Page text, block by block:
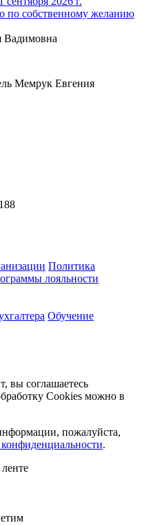
по собственному желанию
Мемрук Евгения
Политика
лояльности
Обучение
вы соглашаетесь
Cookies можно в
пожалуйста,
.